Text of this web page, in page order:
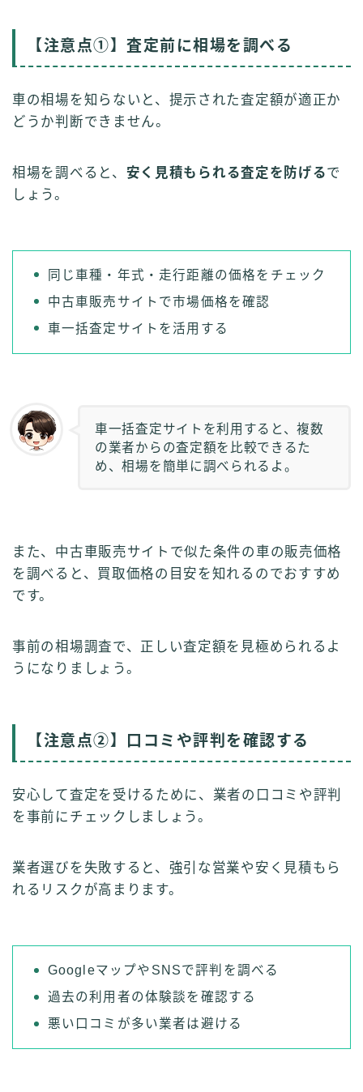
【注意点①】査定前に相場を調べる
車の相場を知らないと、提示された査定額が適正か
どうか判断できません。
相場を調べると、 安く見積もられる査定を防げるで
しょう。
同じ車種・年式・走行距離の価格をチェック
中古車販売サイトで市場価格を確認
車一括査定サイトを活用する
車一括査定サイトを利用すると、複数
の業者からの査定額を比較できるた
め、相場を簡単に調べられるよ。
また、中古車販売サイトで似た条件の車の販売価格
を調べると、買取価格の目安を知れるのでおすすめ
です。
事前の相場調査で、正しい査定額を見極められるよ
うになりましょう。
【注意点②】口コミや評判を確認する
安心して査定を受けるために、業者の口コミや評判
を事前にチェックしましょう。
業者選びを失敗すると、強引な営業や安く見積もら
れるリスクが高まります。
GoogleマップやSNSで評判を調べる
過去の利用者の体験談を確認する
悪い口コミが多い業者は避ける